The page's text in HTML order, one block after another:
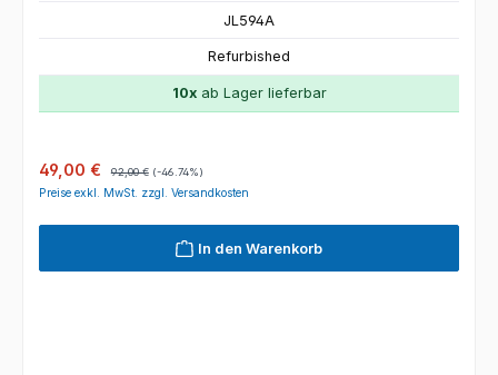
JL594A
Refurbished
10xab Lager lieferbar
Verkaufspreis:
49,00 € Regulärer Preis:
92,00 € (-46.74%)
Preise exkl. MwSt. zzgl. Versandkosten
In den Warenkorb